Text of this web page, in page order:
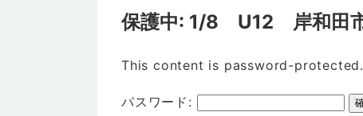
保護中: 1/8 U12 岸和田
This content is password-
パスワード: